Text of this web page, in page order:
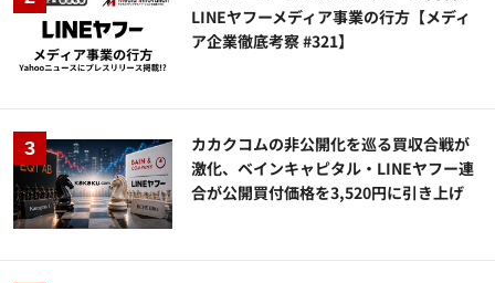
LINEヤフーメディア事業の行方【メディ
ア企業徹底考察 #321】
カカクコムの非公開化を巡る買収合戦が
激化、ベインキャピタル・LINEヤフー連
合が公開買付価格を3,520円に引き上げ